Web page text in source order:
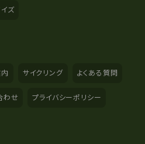
ズ
サイクリング よくある質問
わせ プライバシーポリシー